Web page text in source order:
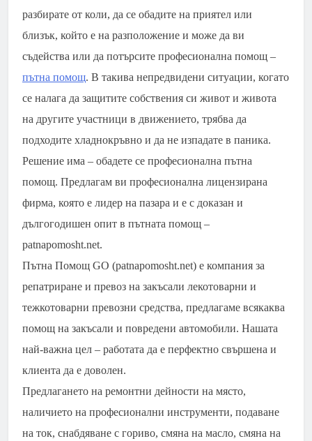
разбирате от коли, да се обадите на приятел или
близък, който е на разположение и може да ви
съдейства или да потърсите професионална помощ –
пътна помощ. В такива непредвидени ситуации, когато
се налага да защитите собствения си живот и живота
на другите участници в движението, трябва да
подходите хладнокръвно и да не изпадате в паника.
Решение има – обадете се професионална пътна
помощ. Предлагам ви професионална лицензирана
фирма, която е лидер на пазара и е с доказан и
дългогодишен опит в пътната помощ –
patnapomosht.net.
Пътна Помощ GO (patnapomosht.net) е компания за
репатриране и превоз на закъсали лекотоварни и
тежкотоварни превозни средства, предлагаме всякаква
помощ на закъсали и повредени автомобили. Нашата
най-важна цел – работата да е перфектно свършена и
клиента да е доволен.
Предлагането на ремонтни дейности на място,
наличието на професионални инструменти, подаване
на ток, снабдяване с гориво, смяна на масло, смяна на